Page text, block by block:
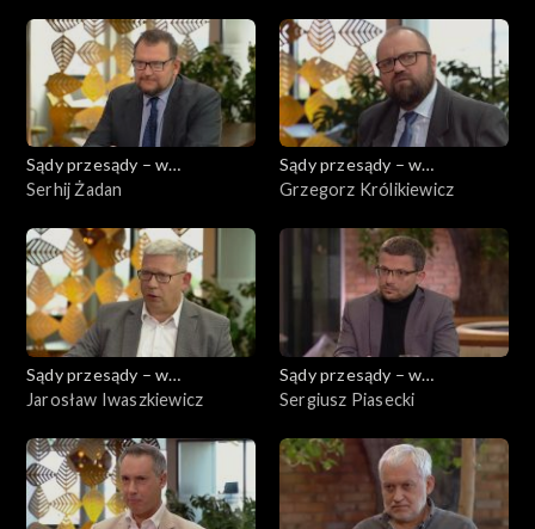
Sądy przesądy – w
powiększeniu
Serhij Żadan
Sądy przesądy – w
powiększeniu
Grzegorz Królikiewicz
Sądy przesądy – w
powiększeniu
Jarosław Iwaszkiewicz
Sądy przesądy – w
powiększeniu
Sergiusz Piasecki